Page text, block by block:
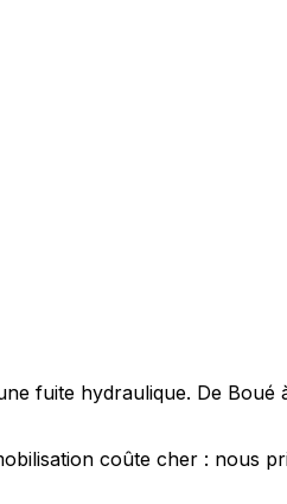
fuite hydraulique. De
coûte cher : nous